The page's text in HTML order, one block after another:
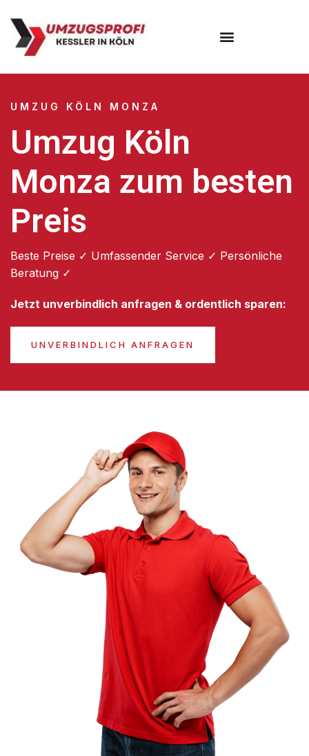
UMZUG KÖLN MONZA
Umzug Köln
Monza zum besten
Preis
Beste Preise ✓ Umfassender Service ✓ Persönliche
Beratung ✓
Jetzt unverbindlich anfragen & ordentlich sparen:
UNVERBINDLICH ANFRAGEN